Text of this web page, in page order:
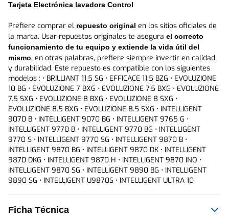
Tarjeta Electrónica lavadora Control
Prefiere comprar el repuesto original en los sitios oficiales de
la marca. Usar repuestos originales te asegura el correcto
funcionamiento de tu equipo y extiende la vida útil del
mismo, en otras palabras, prefiere siempre invertir en calidad
y durabilidad. Este repuesto es compatible con los siguientes
modelos : • BRILLIANT 11,5 SG • EFFICACE 11,5 BZG • EVOLUZIONE
10 BG • EVOLUZIONE 7 BXG • EVOLUZIONE 7.5 BXG • EVOLUZIONE
7.5 SXG • EVOLUZIONE 8 BXG • EVOLUZIONE 8 SXG •
EVOLUZIONE 8.5 BXG • EVOLUZIONE 8.5 SXG • INTELLIGENT
9070 B • INTELLIGENT 9070 BG • INTELLIGENT 9765 G •
INTELLIGENT 9770 B • INTELLIGENT 9770 BG • INTELLIGENT
9770 S • INTELLIGENT 9770 SG • INTELLIGENT 9870 B •
INTELLIGENT 9870 BG • INTELLIGENT 9870 DK • INTELLIGENT
9870 DKG • INTELLIGENT 9870 H • INTELLIGENT 9870 INO •
INTELLIGENT 9870 SG • INTELLIGENT 9890 BG • INTELLIGENT
9890 SG • INTELLIGENT U9870S • INTELLIGENT ULTRA 10
Ficha Técnica